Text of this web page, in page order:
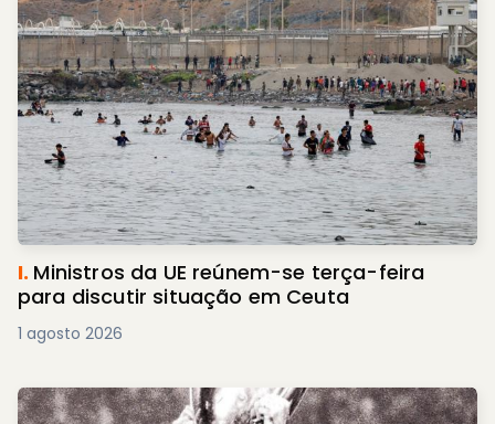
I. Ministros da UE reúnem-se terça-feira
para discutir situação em Ceuta
1 agosto 2026